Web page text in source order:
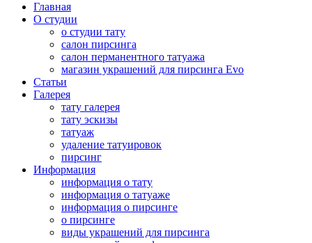
Главная
О студии
о студии тату
салон пирсинга
салон перманентного татуажа
магазин украшений для пирсинга Evo
Статьи
Галерея
тату галерея
тату эскизы
татуаж
удаление татуировок
пирсинг
Информация
информация о тату
информация о татуаже
информация о пирсинге
о пирсинге
виды украшений для пирсинга